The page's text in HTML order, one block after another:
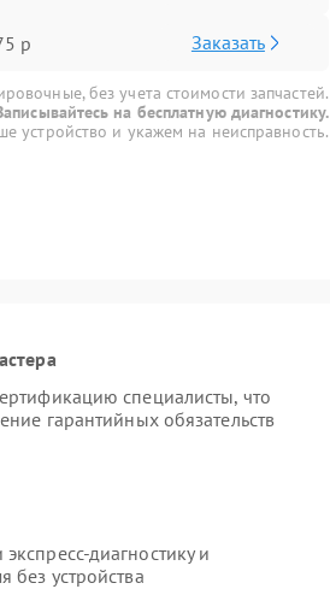
р Заказать
без учета стоимости запчастей.
на бесплатную диагностику.
устройство и укажем на неисправность.
специалисты, что
гарантийных обязательств
диагностику и
без устройства